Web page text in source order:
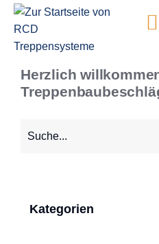
springen
Herzlich
Kategorien